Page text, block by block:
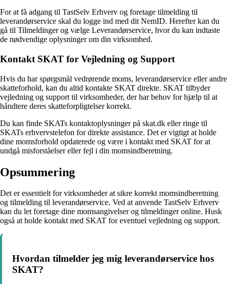
For at få adgang til TastSelv Erhverv og foretage tilmelding til
leverandørservice skal du logge ind med dit NemID. Herefter kan du
gå til Tilmeldinger og vælge Leverandørservice, hvor du kan indtaste
de nødvendige oplysninger om din virksomhed.
Kontakt SKAT for Vejledning og Support
Hvis du har spørgsmål vedrørende moms, leverandørservice eller andre
skatteforhold, kan du altid kontakte SKAT direkte. SKAT tilbyder
vejledning og support til virksomheder, der har behov for hjælp til at
håndtere deres skatteforpligtelser korrekt.
Du kan finde SKATs kontaktoplysninger på skat.dk eller ringe til
SKATs erhvervstelefon for direkte assistance. Det er vigtigt at holde
dine momsforhold opdaterede og være i kontakt med SKAT for at
undgå misforståelser eller fejl i din momsindberetning.
Opsummering
Det er essentielt for virksomheder at sikre korrekt momsindberetning
og tilmelding til leverandørservice. Ved at anvende TastSelv Erhverv
kan du let foretage dine momsangivelser og tilmeldinger online. Husk
også at holde kontakt med SKAT for eventuel vejledning og support.
Hvordan tilmelder jeg mig leverandørservice hos
SKAT?